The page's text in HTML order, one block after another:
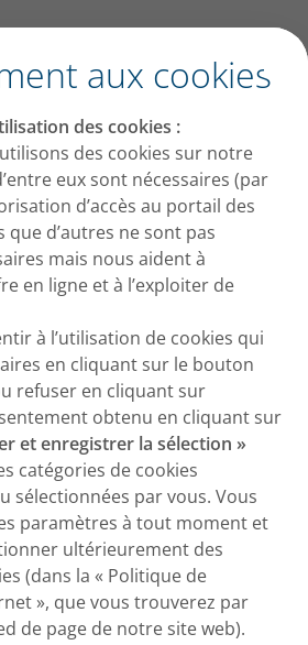
aux cookies
des cookies :
des cookies sur notre
eux sont nécessaires (par
d’accès au portail des
d’autres ne sont pas
mais nous aident à
en ligne et à l’exploiter de
à l’utilisation de cookies qui
en cliquant sur le bouton
refuser en cliquant sur
obtenu en cliquant sur
et enregistrer la sélection »
catégories de cookies
sélectionnées par vous. Vous
paramètres à tout moment et
ultérieurement des
(dans la « Politique de
», que vous trouverez par
de page de notre site web).
(1-3 ans)
®SP avec